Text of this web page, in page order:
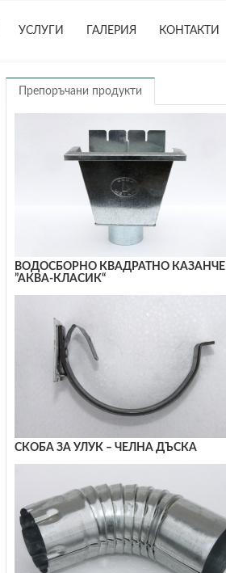
УСЛУГИ ГАЛЕРИЯ КОНТАКТИ
Препоръчани продукти
ВОДОСБОРНО КВАДРАТНО КАЗАНЧЕ
”АКВА-КЛАСИК“
СКОБА ЗА УЛУК – ЧЕЛНА ДЪСКА